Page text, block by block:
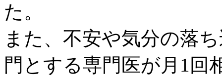
た。
また、不安や気分の落
門とする専門医が月1回